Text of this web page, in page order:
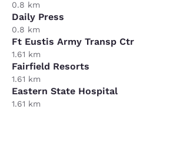
0.8 km
Daily Press
0.8 km
Ft Eustis Army Transp Ctr
1.61 km
Fairfield Resorts
1.61 km
Eastern State Hospital
1.61 km